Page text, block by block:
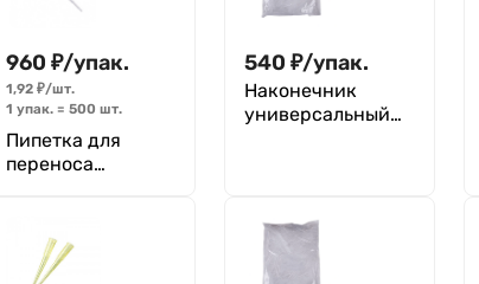
960 ₽/упак.
1,92 ₽/шт.
1 упак.= 500 шт.
Пипетка для
переноса
нестерильная 3,5
мл, с делениями,
540 ₽/упак.
Наконечник
универсальный